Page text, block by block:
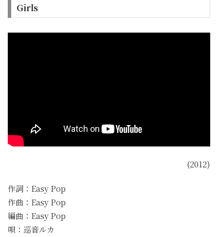
Girls
(2012)
作詞：Easy Pop
作曲：Easy Pop
編曲：Easy Pop
唄：巡音ルカ